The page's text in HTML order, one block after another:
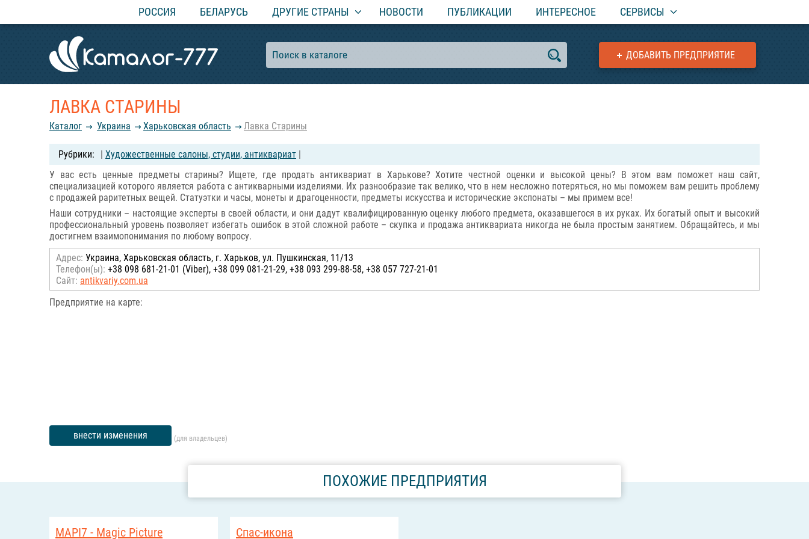
РОССИЯ БЕЛАРУСЬ ДРУГИЕ СТРАНЫ НОВОСТИ ПУБЛИКАЦИИ ИНТЕРЕСНОЕ СЕРВИСЫ
ДОБАВИТЬ ПРЕДПРИЯТИЕ
ЛАВКА СТАРИНЫ
Каталог Украина Харьковская область Лавка Старины
| Художественные салоны, студии, антиквариат |
У вас есть ценные предметы старины? Ищете, где продать антиквариат в Харькове? Хотите честной оценки и высокой цены? В этом вам поможет наш сайт,
специализацией которого является работа с антикварными изделиями. Их разнообразие так велико, что в нем несложно потеряться, но мы поможем вам решить проблему
с продажей раритетных вещей. Статуэтки и часы, монеты и драгоценности, предметы искусства и исторические экспонаты – мы примем все!
Наши сотрудники – настоящие эксперты в своей области, и они дадут квалифицированную оценку любого предмета, оказавшегося в их руках. Их богатый опыт и высокий
профессиональный уровень позволяет избегать ошибок в этой сложной работе – скупка и продажа антиквариата никогда не была простым занятием. Обращайтесь, и мы
достигнем взаимопонимания по любому вопросу.
Адрес: Украина, Харьковская область, г. Харьков, ул. Пушкинская, 11/13
Телефон(ы): +38 098 681-21-01 (Viber), +38 099 081-21-29, +38 093 299-88-58, +38 057 727-21-01
Сайт: antikvariy.com.ua
Предприятие на карте:
внести изменения (для владельцев)
ПОХОЖИЕ ПРЕДПРИЯТИЯ
MAPI7 - Magic Picture Спас-икона